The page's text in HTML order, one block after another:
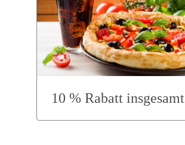
10 % Rabatt insgesamt